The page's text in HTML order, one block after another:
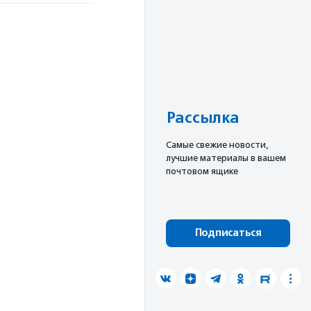
Рассылка
Cамые свежие новости,
лучшие материалы в вашем
почтовом ящике
Подписаться